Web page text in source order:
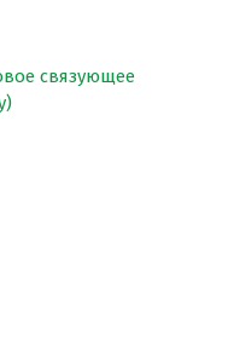
связующее